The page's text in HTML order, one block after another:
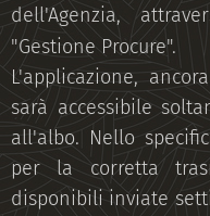
dell'Agenzia,
"Gestione Procure".
L'applicazione,
sarà accessibile
all'albo. Nello
per la corretta
disponibili inviate